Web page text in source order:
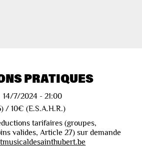
PRATIQUES
14/7/2024 -21:00
/ 10€ (E.S.A.H.R.)
tarifaires (groupes,
valides, Article 27) sur demande